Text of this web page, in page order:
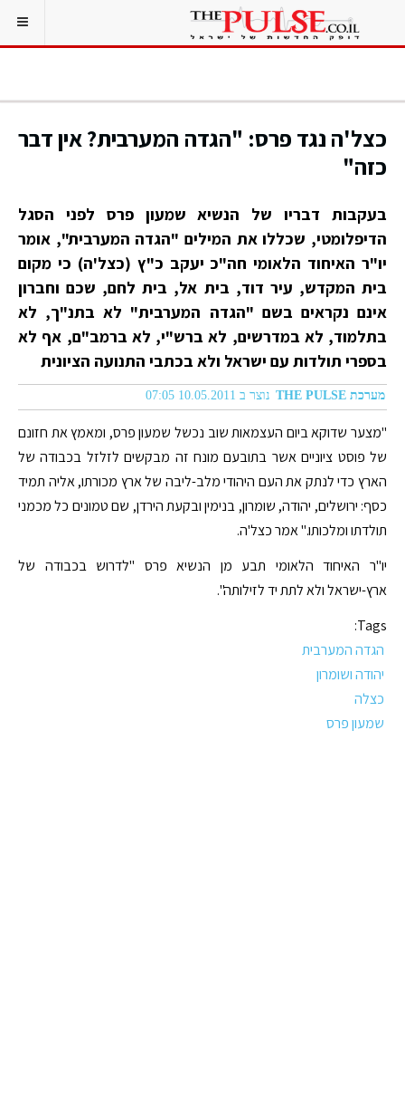
כצל'ה נגד פרס: "הגדה המערבית? אין דבר
כזה"
בעקבות דבריו של הנשיא שמעון פרס לפני הסגל
הדיפלומטי, שכללו את המילים "הגדה המערבית", אומר
יו"ר האיחוד הלאומי חה"כ יעקב כ"ץ (כצל'ה) כי מקום
בית המקדש, עיר דוד, בית אל, בית לחם, שכם וחברון
אינם נקראים בשם "הגדה המערבית" לא בתנ"ך, לא
בתלמוד, לא במדרשים, לא ברש"י, לא ברמב"ם, אף לא
בספרי תולדות עם ישראל ולא בכתבי התנועה הציונית
מערכת THE PULSE נוצר ב 10.05.2011 07:05
"מצער שדוקא ביום העצמאות שוב נכשל שמעון פרס, ומאמץ את חזונם
של פוסט ציוניים אשר בתובעם מונח זה מבקשים לזלזל בכבודה של
הארץ כדי לנתק את העם היהודי מלב-ליבה של ארץ מכורתו, אליה תמיד
כסף: ירושלים, יהודה, שומרון, בנימין ובקעת הירדן, שם טמונים כל מכמני
תולדתו ומלכותו." אמר כצל'ה.
יו"ר האיחוד הלאומי תבע מן הנשיא פרס "לדרוש בכבודה של
ארץ-ישראל ולא לתת יד לזילותה".
Tags:
הגדה המערבית
יהודה ושומרון
כצלה
שמעון פרס